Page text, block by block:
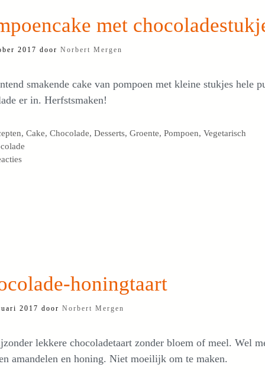
met
2017 door Norbert Mergen
smakende cake van pompoen met kleine stukjes hele
er in. Herfstsmaken!
,Cake,Chocolade,Desserts,Groente,Pompoen,Vegetarisch
honingtaart
2017 door Norbert Mergen
lekkere chocoladetaart zonder bloem of meel. Wel
amandelen en honing. Niet moeilijk om te maken.